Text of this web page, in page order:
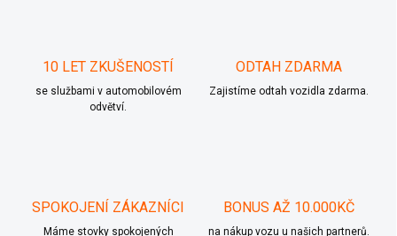
10 LET ZKUŠENOSTÍ
se službami v automobilovém
odvětví.
ODTAH ZDARMA
Zajistíme odtah vozidla zdarma.
SPOKOJENÍ ZÁKAZNÍCI
Máme stovky spokojených
BONUS AŽ 10.000KČ
na nákup vozu u našich partnerů.